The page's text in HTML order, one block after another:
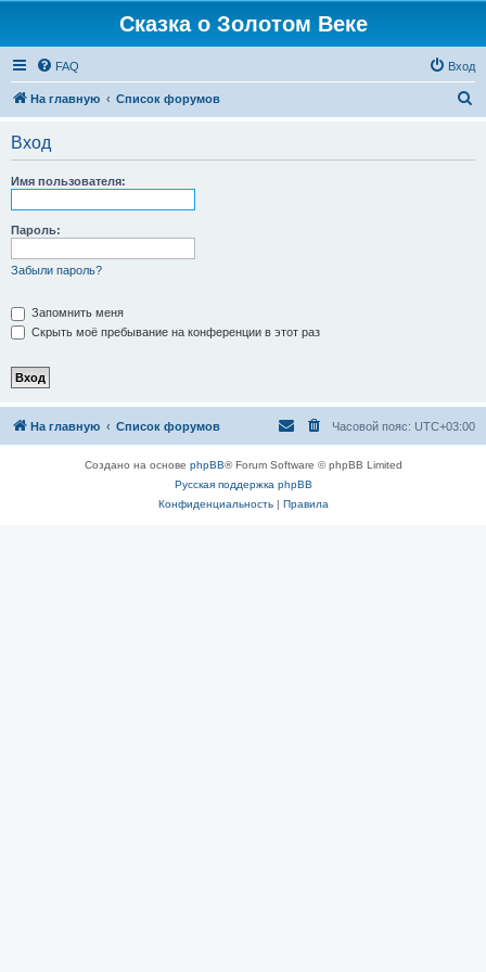
Сказка о Золотом Веке
FAQ Вход
На главную Список форумов
Вход
Имя пользователя:
Пароль:
Забыли пароль?
Запомнить меня
Скрыть моё пребывание на конференции в этот раз
На главную Список форумов Часовой пояс: UTC+03:00
Создано на основе phpBB® Forum Software © phpBB Limited
Русская поддержка phpBB
Конфиденциальность| Правила